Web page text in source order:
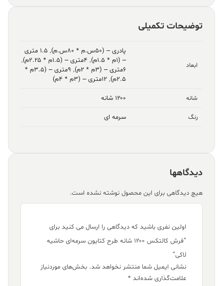
توضیحات تکمیلی
ابعاد
پادری – (۵۰س.م * ۸۰س.م) ,
۱.۵ متری
– (۱م * ۱.۵م)
, ۴متری – (۱.۵م * ۲.۲۵م)
,
۶متری – (۳م * ۲م)
,
۹متری – (۳.۵م *
۲.۵م)
, ۱۲متری – (۳م * ۴م)
شانه ۱۲۰۰ شانه
رنگ سرمه ای
دیدگاهها
هیچ دیدگاهی برای این محصول نوشته نشده است.
اولین نفری باشید که دیدگاهی را ارسال می کنید برای
“فرش کالتکس ۱۲۰۰ شانه طرح کتایون سرمه‌ای حاشیه
لاکی”
نشانی ایمیل شما منتشر نخواهد شد. بخش‌های موردنیاز
علامت‌گذاری شده‌اند *